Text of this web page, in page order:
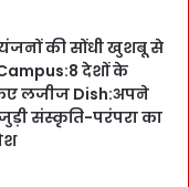
की सोंधी खुशबू से
देशों के
लजीज Dish:अपने
संस्कृति-परंपरा का